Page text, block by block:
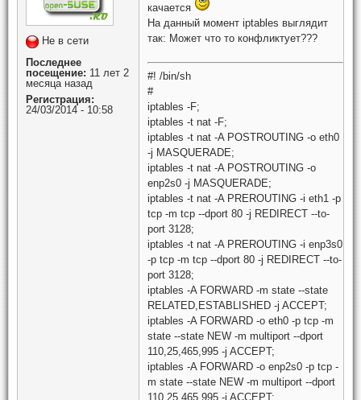
Не в сети
Последнее
посещение: 11 лет 2
месяца назад
Регистрация:
24/03/2014 - 10:58
качается
На данный момент iptables выглядит
так: Может что то конфликтует???
#! /bin/sh
#
iptables -F;
iptables -t nat -F;
iptables -t nat -A POSTROUTING -o eth0
-j MASQUERADE;
iptables -t nat -A POSTROUTING -o
enp2s0 -j MASQUERADE;
iptables -t nat -A PREROUTING -i eth1 -p
tcp -m tcp --dport 80 -j REDIRECT --to-
port 3128;
iptables -t nat -A PREROUTING -i enp3s0
-p tcp -m tcp --dport 80 -j REDIRECT --to-
port 3128;
iptables -A FORWARD -m state --state
RELATED,ESTABLISHED -j ACCEPT;
iptables -A FORWARD -o eth0 -p tcp -m
state --state NEW -m multiport --dport
110,25,465,995 -j ACCEPT;
iptables -A FORWARD -o enp2s0 -p tcp -
m state --state NEW -m multiport --dport
110,25,465,995 -j ACCEPT;